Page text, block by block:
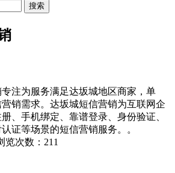
搜索
注为服务满足达坂城地区商家，单
销需求。达坂城短信营销为互联网企
、手机绑定、靠谱登录、身份验证、
证等场景的短信营销服务。。
览次数：211